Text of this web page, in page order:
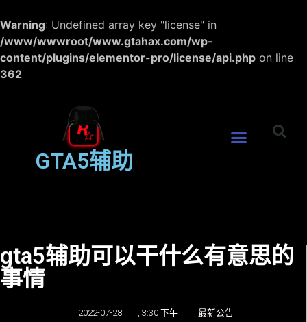
Warning: Undefined array key "license" in
/www/wwwroot/www.gtahax.com/wp-
content/plugins/elementor-pro/license/api.php on line
362
GTA5辅助
gta5辅助可以干什么有意思的
事情
2022-07-28 3:30 下午 最新公告